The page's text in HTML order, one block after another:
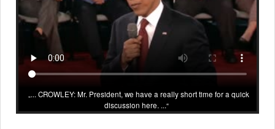
... CROWLEY: Mr. President, we have a really short time for a quick
discussion here. ...